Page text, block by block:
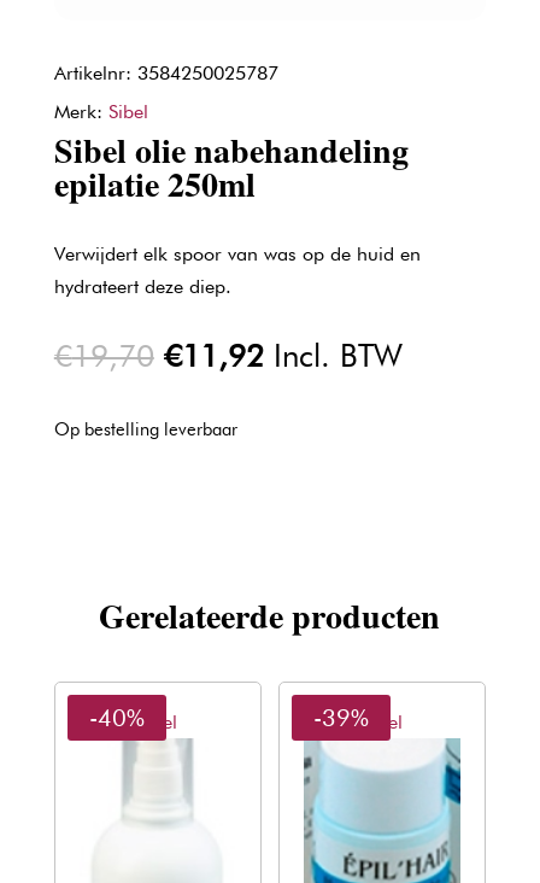
Artikelnr: 3584250025787
Merk: Sibel
Sibel olie nabehandeling
epilatie 250ml
Verwijdert elk spoor van was op de huid en
hydrateert deze diep.
€19,70 Oorspronkelijke
was:
€11,92Huidige
Incl. BTW
Op bestelling leverbaar
Gerelateerde producten
Sibel
-40% Sibel
-39%